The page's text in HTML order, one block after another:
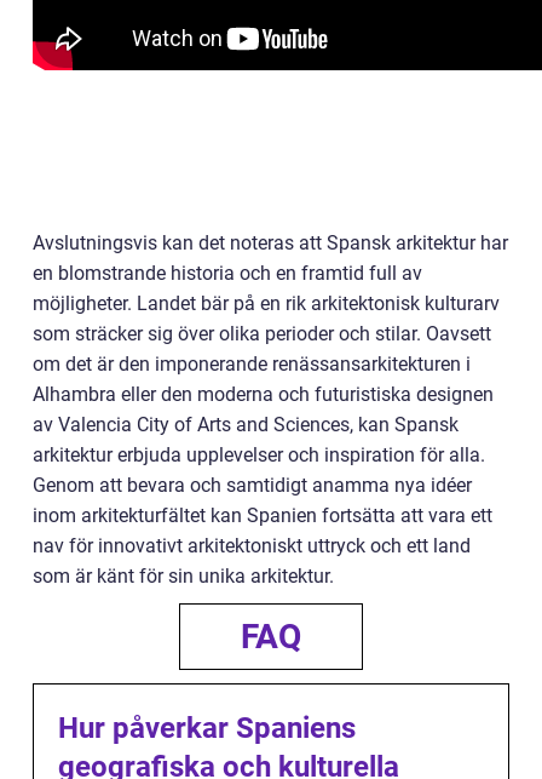
Avslutningsvis kan det noteras att Spansk arkitektur har
en blomstrande historia och en framtid full av
möjligheter. Landet bär på en rik arkitektonisk kulturarv
som sträcker sig över olika perioder och stilar. Oavsett
om det är den imponerande renässansarkitekturen i
Alhambra eller den moderna och futuristiska designen
av Valencia City of Arts and Sciences, kan Spansk
arkitektur erbjuda upplevelser och inspiration för alla.
Genom att bevara och samtidigt anamma nya idéer
inom arkitekturfältet kan Spanien fortsätta att vara ett
nav för innovativt arkitektoniskt uttryck och ett land
som är känt för sin unika arkitektur.
FAQ
Hur påverkar Spaniens
geografiska och kulturella